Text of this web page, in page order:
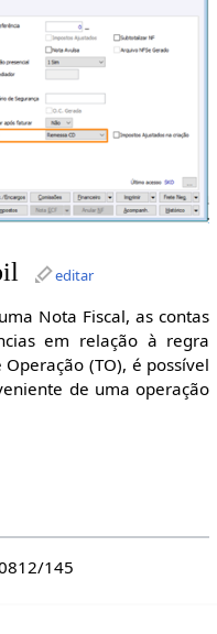
editar
Nota Fiscal, as contas
em relação à regra
(TO), é possível
de uma operação
145